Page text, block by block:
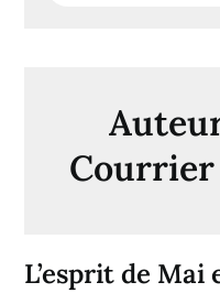
Courrier
L’esprit de Mai